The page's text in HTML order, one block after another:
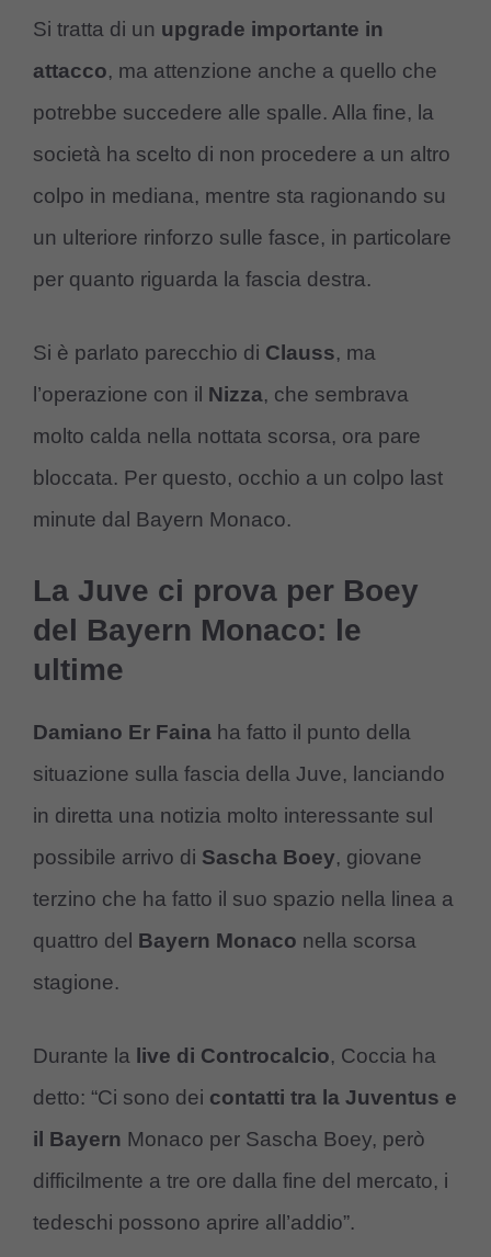
Si tratta di un upgrade importante in
attacco, ma attenzione anche a quello che
potrebbe succedere alle spalle. Alla fine, la
società ha scelto di non procedere a un altro
colpo in mediana, mentre sta ragionando su
un ulteriore rinforzo sulle fasce, in particolare
per quanto riguarda la fascia destra.
Si è parlato parecchio di Clauss, ma
l’operazione con il Nizza, che sembrava
molto calda nella nottata scorsa, ora pare
bloccata. Per questo, occhio a un colpo last
minute dal Bayern Monaco.
La Juve ci prova per Boey
del Bayern Monaco: le
ultime
Damiano Er Faina ha fatto il punto della
situazione sulla fascia della Juve, lanciando
in diretta una notizia molto interessante sul
possibile arrivo di Sascha Boey, giovane
terzino che ha fatto il suo spazio nella linea a
quattro del Bayern Monaco nella scorsa
stagione.
Durante la live di Controcalcio, Coccia ha
detto: “Ci sono dei contatti tra la Juventus e
il Bayern Monaco per Sascha Boey, però
difficilmente a tre ore dalla fine del mercato, i
tedeschi possono aprire all’addio”.